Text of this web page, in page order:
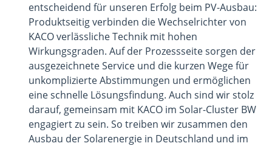
entscheidend für unseren Erfolg beim PV-Ausbau:
Produktseitig verbinden die Wechselrichter von
KACO verlässliche Technik mit hohen
Wirkungsgraden. Auf der Prozessseite sorgen der
ausgezeichnete Service und die kurzen Wege für
unkomplizierte Abstimmungen und ermöglichen
eine schnelle Lösungsfindung. Auch sind wir stolz
darauf, gemeinsam mit KACO im Solar-Cluster BW
engagiert zu sein. So treiben wir zusammen den
Ausbau der Solarenergie in Deutschland und im